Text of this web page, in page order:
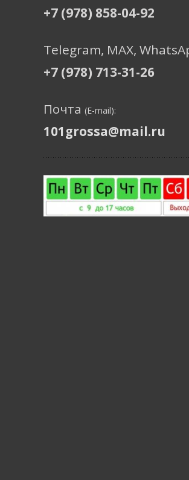
+7 (978) 858-04-92
Telegram, МАХ,
+7 (978) 713-31-26
Почта (E-mail):
101grossa@mail.ru